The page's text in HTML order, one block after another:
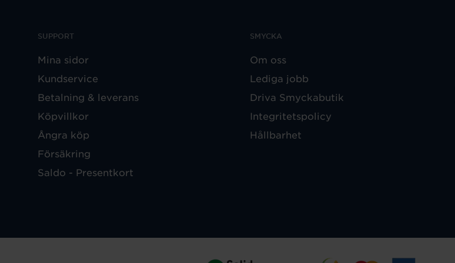
SUPPORT
Mina sidor
Kundservice
Betalning & leverans
Köpvillkor
Ångra köp
Försäkring
Saldo - Presentkort
SMYCKA
Om oss
Lediga jobb
Driva Smyckabutik
Integritetspolicy
Hållbarhet